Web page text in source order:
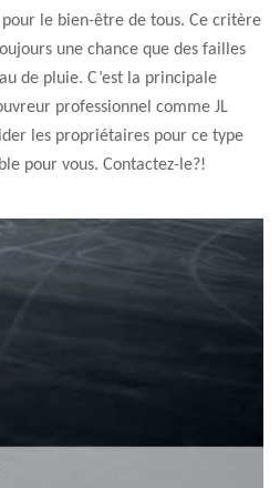
le bien-être de tous. Ce critère
une chance que des failles
de pluie. C’est la principale
professionnel comme JL
les propriétaires pour ce type
pour vous. Contactez-le?!